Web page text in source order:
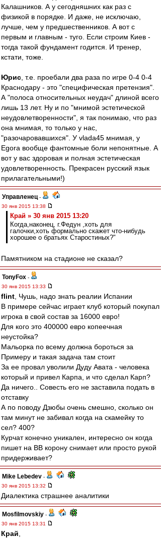
Калашников. А у сегодняшних как раз с
физикой в порядке. И даже, не исключаю,
лучше, чем у предшественников. А вот с
первым и главным - туго. Если строим Киев -
тогда такой фундамент годится. И тренер,
кстати, тоже.
Юрис , т.е. проебали два раза по игре 0-4 0-4
Краснодару - это "специфическая претензия".
А "полоса относительных неудач" длиной всего
лишь 13 лет. Ну и по "мнимой эстетической
неудовлетворенности", я так понимаю, что раз
она мнимая, то только у нас,
"разочаровавшихся". У vlada45 мнимая, у
Egora вообще фантомные боли непонятные. А
вот у вас здоровая и полная эстетическая
удовлетворенность. Прекрасен русский язык
прилагательными!)
Управленец -
30 янв 2015 13:38
Край » 30 янв 2015 13:20
Когда,наконец, г.Федун ,хоть для
галочки,хоть формально скажет что-нибудь
хорошее о братьях Старостиных?"
Памятником на стадионе не сказал?
TonyFox -
30 янв 2015 13:33
flint , Чушь, надо знать реалии Испании
В примере сейчас играет клуб который покупал
игрока в свой состав за 16000 евро!
Для кого это 400000 евро копеечная
неустойка?
Мальорка по всему должна бороться за
Примеру и такая задача там стоит
За ее провал уволили Дуду Авата - человека
который и привел Карпа, и что сделал Карп?
Да ничего.. Совесть его не заставила подать в
отставку
А по поводу Дзюбы очень смешно, сколько он
там минут не забивал когда на скамейку то
сел? 400?
Курчат конечно уникален, интересно он когда
пишет на ВВ корону снимает или просто рукой
придерживает?
Mike Lebedev -
30 янв 2015 13:32
Диалектика страшнее аналитики
Mosfilmovskiy -
30 янв 2015 13:31
Край